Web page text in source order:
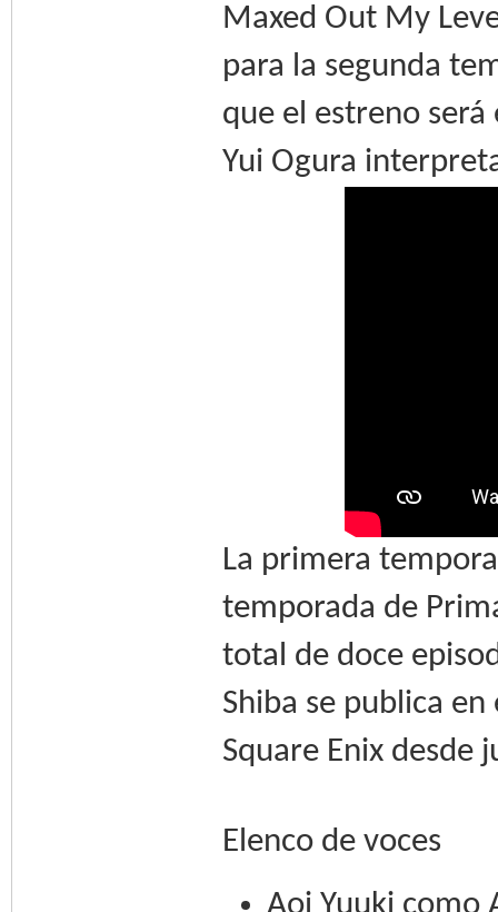
Maxed Out My
para la segunda
que el estreno
Yui Ogura
La primera
temporada de
total de doce
Shiba se publica
Square Enix desde
Elenco de voces